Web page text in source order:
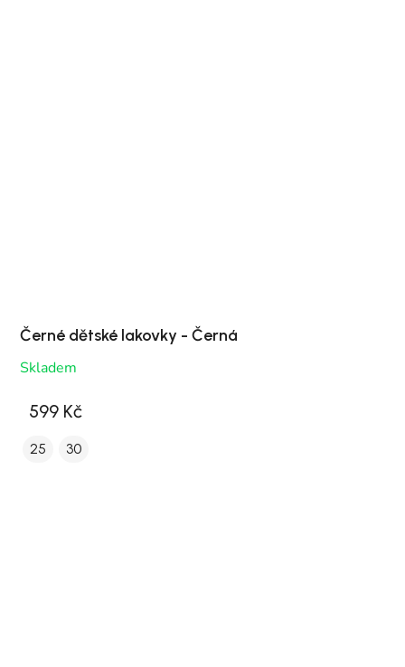
Černé dětské lakovky - Černá
Skladem
599 Kč
25 30